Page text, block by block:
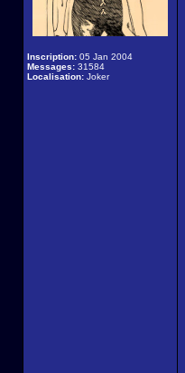
Inscription: 05 Jan 2004
Messages: 31584
Localisation: Joker